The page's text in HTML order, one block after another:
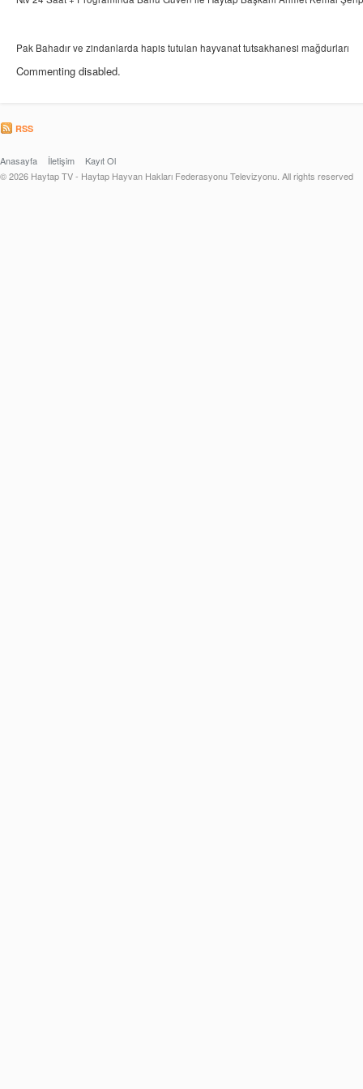
Pak Bahadır ve zindanlarda hapis tutulan hayvanat tutsakhanesi mağdurları
Commenting disabled.
RSS
Anasayfa İletişim
Kayıt Ol
© 2026 Haytap TV - Haytap Hayvan Hakları Federasyonu Televizyonu. All rights reserved